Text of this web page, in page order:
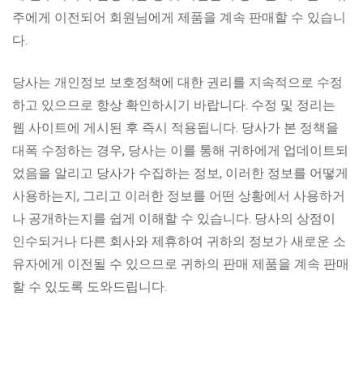
주에게 이전되어 회원님에게 제품을 계속 판매할 수 있습니
다.
당사는 개인정보 보호정책에 대한 권리를 지속적으로 수정
하고 있으므로 항상 확인하시기 바랍니다. 수정 및 정리는
웹 사이트에 게시된 후 즉시 적용됩니다. 당사가 본 정책을
대폭 수정하는 경우, 당사는 이를 통해 귀하에게 업데이트되
었음을 알리고 당사가 수집하는 정보, 이러한 정보를 어떻게
사용하는지, 그리고 이러한 정보를 어떤 상황에서 사용하거
나 공개하는지를 쉽게 이해할 수 있습니다. 당사의 상점이
인수되거나 다른 회사와 제휴하여 귀하의 정보가 새로운 소
유자에게 이전될 수 있으므로 귀하의 판매 제품을 계속 판매
할 수 있도록 도와드립니다.